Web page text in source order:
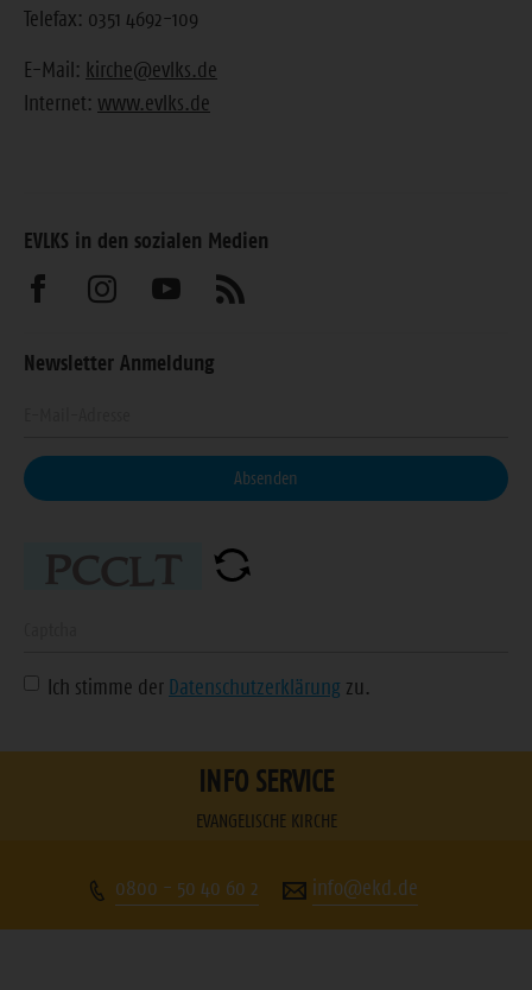
Telefax: 0351 4692-109
E-Mail: kirche@evlks.de
Internet: www.evlks.de
EVLKS in den sozialen Medien
Besuchen
uns
Besuchen
uns
Besuchen
uns
Youtube
Abonnieren
Newsletter Anmeldung
Absenden
Ihre
E-
Adresse
die
Zeichenfolge
Ich stimme der Datenschutzerklärung zu.
INFO SERVICE
EVANGELISCHE KIRCHE
0800 - 50 40 60 2 info@ekd.de